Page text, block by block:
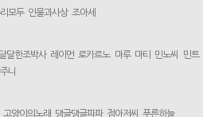
모두 인물과사상 조아세
달달한조박사 레이먼 로카르노 마루 마티 민노씨 민트
니
고양이의노래 댕글댕글파파 점아저씨 푸른하늘